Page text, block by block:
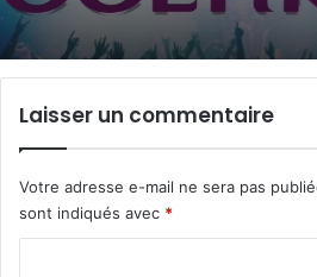
Laisser un commentaire
Votre adresse e-mail ne sera pas
sont indiqués avec *